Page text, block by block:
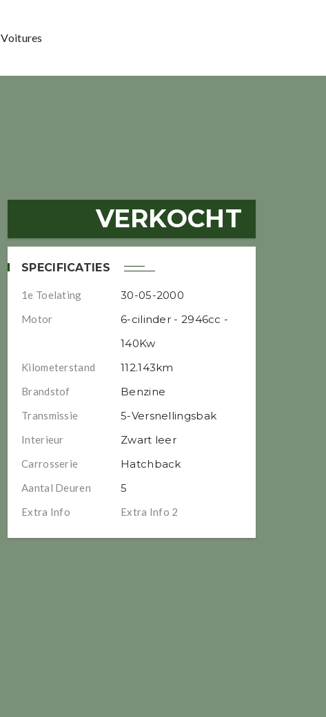
Voitures
VERKOCHT
SPECIFICATIES
1e Toelating 30-05-2000
Motor
6-cilinder - 2946cc -
140Kw
Kilometerstand 112.143km
Brandstof Benzine
Transmissie 5-Versnellingsbak
Interieur Zwart leer
Carrosserie Hatchback
Aantal Deuren 5
Extra Info Extra Info 2